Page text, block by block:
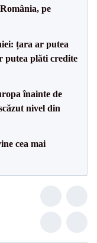
pe
țara ar putea
putea plăti credite
înainte de
nivel din
cea mai